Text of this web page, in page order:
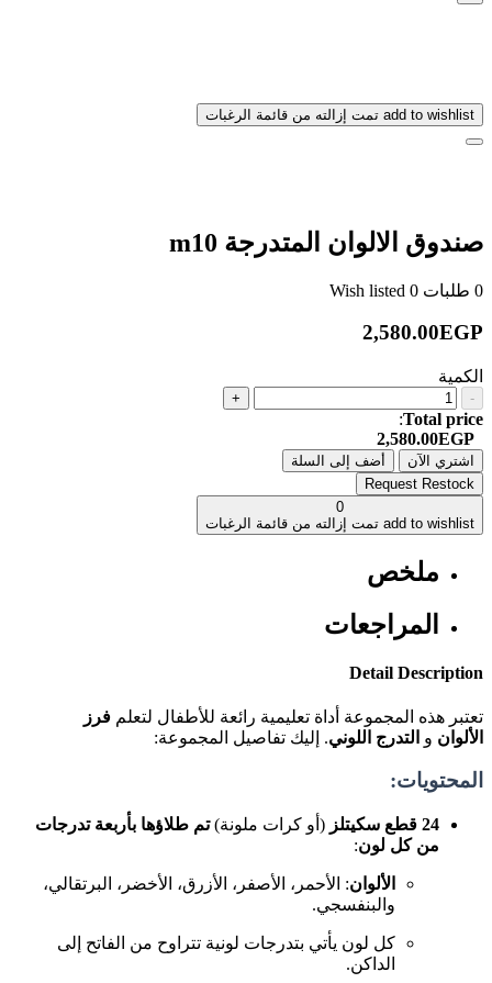
add to wishlist تمت إزالته من قائمة الرغبات
صندوق الالوان المتدرجة m10
0 طلبات 0
2,580.00EGP
الكمية
-
+
Total price
:
2,580.00EGP
اشتري الآن
أضف إلى السلة
Request Restock
0
add to wishlist تمت إزالته من قائمة الرغبات
ملخص
المراجعات
Detail Description
تعتبر هذه المجموعة أداة تعليمية رائعة للأطفال لتعلم فرز
الألوان و التدرج اللوني. إليك تفاصيل المجموعة:
المحتويات:
24 قطع سكيتلز (أو كرات ملونة)تم طلاؤها بأربعة تدرجات
من كل لون:
الألوان: الأحمر، الأصفر، الأزرق، الأخضر، البرتقالي،
والبنفسجي.
كل لون يأتي بتدرجات لونية تتراوح من الفاتح إلى
الداكن.